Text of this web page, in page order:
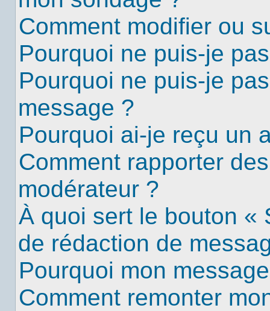
Comment modifier ou
Pourquoi ne puis-je
Pourquoi ne puis-je
message ?
Pourquoi ai-je reçu un
Comment rapporter
modérateur ?
À quoi sert le bouton «
de rédaction de
Pourquoi mon
Comment remonter